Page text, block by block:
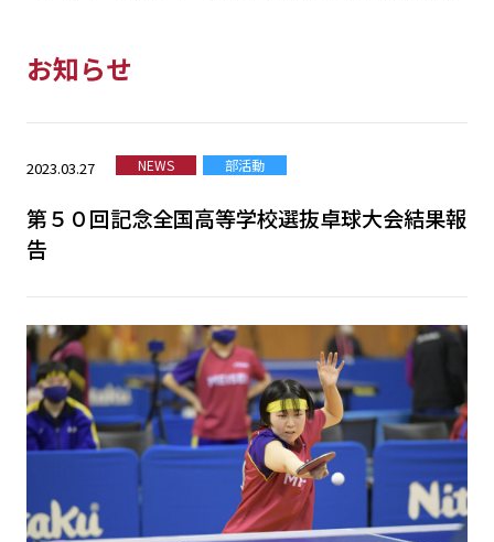
お知らせ
2023.03.27 NEWS 部活動
第５０回記念全国高等学校選抜卓球大会結果報
告